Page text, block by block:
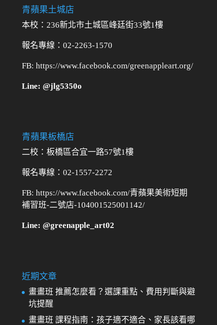
青蘋果土城店
本校：236新北市土城區峰廷街33號1樓
報名專線：02-2263-1570
FB: https://www.facebook.com/greenappleart.org/
Line: @jlg5350o
青蘋果板橋店
二校： 板橋區合宜一路57號1樓
報名專線：02-1557-2272
FB: https://www.facebook.com/青蘋果美術短期
補習班-二號店-104001525001142/
Line: @greenapple_art02
近期文章
畫畫班 推薦怎麼看？選課重點、費用判斷與避
坑提醒
畫畫班 課程指南：孩子適不適合、家長該看哪